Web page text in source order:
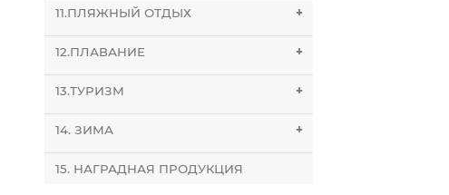
11.ПЛЯЖНЫЙ ОТДЫХ +
12.ПЛАВАНИЕ +
13.ТУРИЗМ +
14. ЗИМА +
15. НАГРАДНАЯ ПРОДУКЦИЯ